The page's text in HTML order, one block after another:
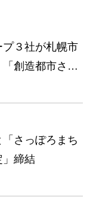
３社が札幌市
創造都市さっ
一部とレジ袋
さっぽろまち
」締結